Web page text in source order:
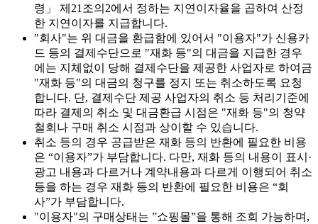
령」 제21조의2에서 정하는 지연이자율을 곱하여 산정
한 지연이자를 지급합니다.
"회사"는 위 대금을 환급함에 있어서 "이용자"가 신용카
드 등의 결제수단으로 "재화 등"의 대금을 지급한 경우
에는 지체없이 당해 결제수단을 제공한 사업자로 하여금
"재화 등"의 대금의 청구를 정지 또는 취소하도록 요청
합니다. 단, 결제수단 제공 사업자의 취소 등 처리기준에
따라 결제의 취소 및 대금환급 시점은 "재화 등"의 청약
철회나 구매 취소 시점과 상이할 수 있습니다.
취소 등의 경우 공급받은 재화 등의 반환에 필요한 비용
은 “이용자”가 부담합니다. 다만, 재화 등의 내용이 표시·
광고 내용과 다르거나 계약내용과 다르게 이행되어 취소
등을 하는 경우 재화 등의 반환에 필요한 비용은 “회
사”가 부담합니다.
"이용자"의 구매상태는 ”쇼핑몰”을 통해 조회 가능하며,